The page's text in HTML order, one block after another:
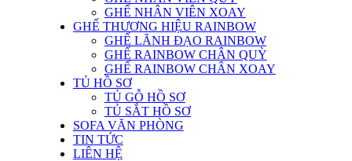
GHẾ NHÂN VIÊN XOAY
GHẾ THƯƠNG HIỆU RAINBOW
GHẾ LÃNH ĐẠO RAINBOW
GHẾ RAINBOW CHÂN QUỲ
GHẾ RAINBOW CHÂN XOAY
TỦ HỒ SƠ
TỦ GỖ HỒ SƠ
TỦ SẮT HỒ SƠ
SOFA VĂN PHÒNG
TIN TỨC
LIÊN HỆ